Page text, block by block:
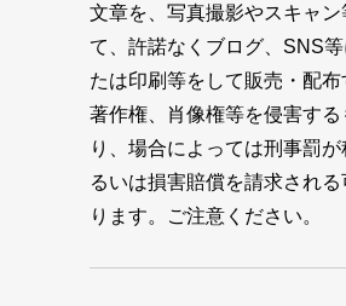
文章を、写真撮影やスキャン
て、許諾なくブログ、SNS等
たは印刷等をして販売・配布
著作権、肖像権等を侵害する
り、場合によっては刑事罰
るいは損害賠償を請求され
ります。ご注意ください。